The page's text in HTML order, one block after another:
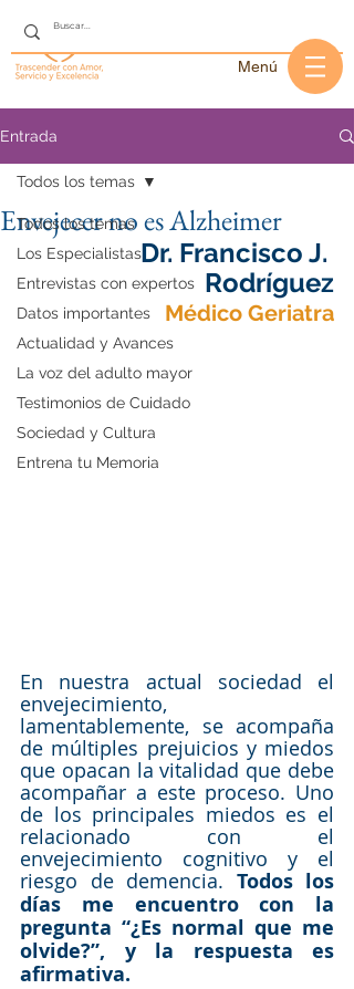
Menú
Entrada
Todos los temas
Los Especialistas
Entrevistas con expertos
Datos importantes
Actualidad y Avances
La voz del adulto mayor
Testimonios de Cuidado
Sociedad y Cultura
Entrena tu Memoria
Todos los temas
Envejecer no es Alzheimer
Dr. Francisco J.
Rodríguez
Médico Geriatra
En nuestra actual sociedad el
envejecimiento,
lamentablemente, se acompaña
de múltiples prejuicios y miedos
que opacan la vitalidad que debe
acompañar a este proceso. Uno
de los principales miedos es el
relacionado con el
envejecimiento cognitivo y el
riesgo de demencia. Todos los
días me encuentro con la
pregunta “¿Es normal que me
olvide?”, y la respuesta es
afirmativa.